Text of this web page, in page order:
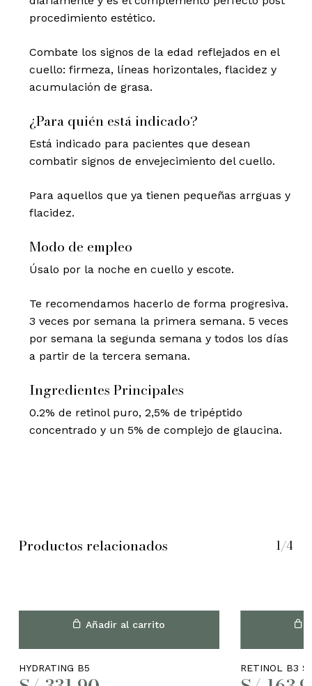
procedimiento estético.
Combate los signos de la edad reflejados en el
cuello: firmeza, líneas horizontales, flacidez y
acumulación de grasa.
¿Para quién está indicado?
Está indicado para pacientes que desean
combatir signos de envejecimiento del cuello.
Para aquellos que ya tienen pequeñas arrguas y
flacidez.
Modo de empleo
Úsalo por la noche en cuello y escote.
Te recomendamos hacerlo de forma progresiva.
3 veces por semana la primera semana. 5 veces
por semana la segunda semana y todos los días
a partir de la tercera semana.
Ingredientes Principales
0.2% de retinol puro, 2,5% de tripéptido
concentrado y un 5% de complejo de glaucina.
Productos relacionados 1/4
Añadir al carrito
HYDRATING B5 RETINOL B3